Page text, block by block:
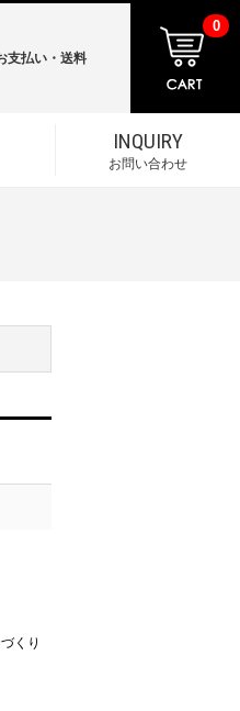
INQUIRY
お問い合わせ
支払い・送料
0
くり